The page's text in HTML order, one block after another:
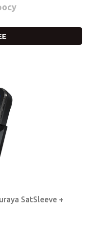
SatSleeve +